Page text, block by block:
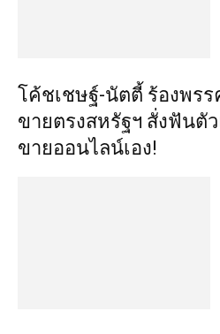
โค้ชเชษฐ์-นัตตี้ ร้องพร
ขายตรงสหรัฐฯ สั่งฟันตั
ขายออนไลน์เอง!